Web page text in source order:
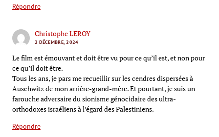
Répondre
Christophe LEROY
2 DÉCEMBRE, 2024
Le film est émouvant et doit être vu pour ce qu’il est, et non pour
ce qu’il doit être.
Tous les ans, je pars me recueillir sur les cendres dispersées à
Auschwitz de mon arrière-grand-mère. Et pourtant, je suis un
farouche adversaire du sionisme génocidaire des ultra-
orthodoxes israéliens à l’égard des Palestiniens.
Répondre